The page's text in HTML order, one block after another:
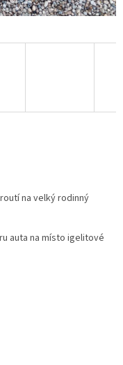
na velký rodinný
auta na místo igelitové